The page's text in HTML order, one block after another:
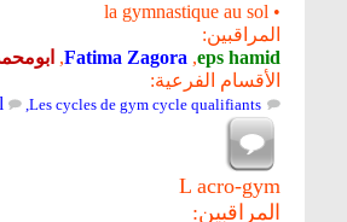
• la gymnastique au sol
المراقبين:
eps hamid
,
Fatima Zagora
,
الأقسام الفرعية:
Les cycles de gym cycle qualifiants
,
L acro-gym
المراقبين: